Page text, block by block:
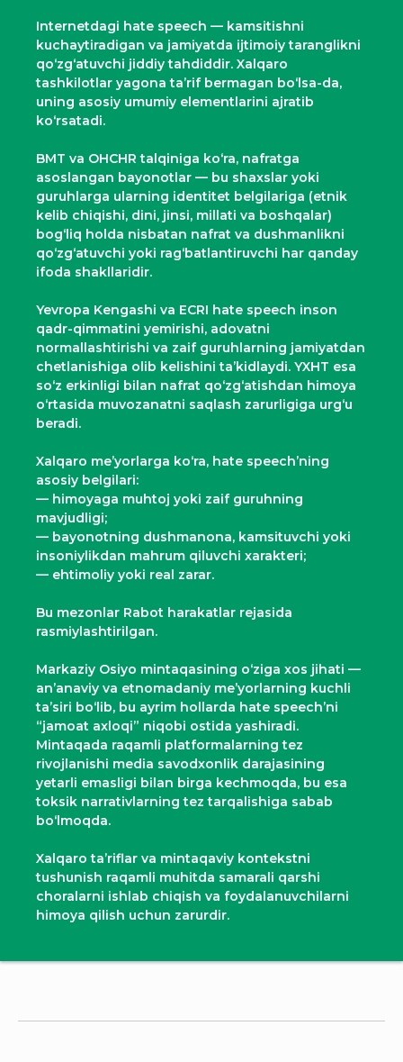
Internetdagi hate speech — kamsitishni
kuchaytiradigan va jamiyatda ijtimoiy taranglikni
qo‘zg‘atuvchi jiddiy tahdiddir. Xalqaro
tashkilotlar yagona ta’rif bermagan bo‘lsa-da,
uning asosiy umumiy elementlarini ajratib
ko‘rsatadi.
BMT va OHCHR talqiniga ko‘ra, nafratga
asoslangan bayonotlar — bu shaxslar yoki
guruhlarga ularning identitet belgilariga (etnik
kelib chiqishi, dini, jinsi, millati va boshqalar)
bog‘liq holda nisbatan nafrat va dushmanlikni
qo‘zg‘atuvchi yoki rag‘batlantiruvchi har qanday
ifoda shakllaridir.
Yevropa Kengashi va ECRI hate speech inson
qadr-qimmatini yemirishi, adovatni
normallashtirishi va zaif guruhlarning jamiyatdan
chetlanishiga olib kelishini ta’kidlaydi. YXHT esa
so‘z erkinligi bilan nafrat qo‘zg‘atishdan himoya
o‘rtasida muvozanatni saqlash zarurligiga urg‘u
beradi.
Xalqaro me’yorlarga ko‘ra, hate speech’ning
asosiy belgilari:
— himoyaga muhtoj yoki zaif guruhning
mavjudligi;
— bayonotning dushmanona, kamsituvchi yoki
insoniylikdan mahrum qiluvchi xarakteri;
— ehtimoliy yoki real zarar.
Bu mezonlar Rabot harakatlar rejasida
rasmiylashtirilgan.
Markaziy Osiyo mintaqasining o‘ziga xos jihati —
an’anaviy va etnomadaniy me’yorlarning kuchli
ta’siri bo‘lib, bu ayrim hollarda hate speech’ni
“jamoat axloqi” niqobi ostida yashiradi.
Mintaqada raqamli platformalarning tez
rivojlanishi media savodxonlik darajasining
yetarli emasligi bilan birga kechmoqda, bu esa
toksik narrativlarning tez tarqalishiga sabab
bo‘lmoqda.
Xalqaro ta’riflar va mintaqaviy kontekstni
tushunish raqamli muhitda samarali qarshi
choralarni ishlab chiqish va foydalanuvchilarni
himoya qilish uchun zarurdir.